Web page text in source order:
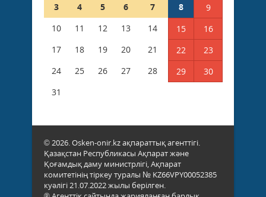
3
4 5 6 7 8
9
10
11 12 13 14 15
16
17
18 19 20 21 22
23
24
25 26 27 28 29
30
31
© 2026. Osken-onir.kz ақпараттық агенттігі.
Қазақстан Республикасы Ақпарат және
Қоғамдық даму министрлігі, Ақпарат
комитетінің тіркеу туралы № KZ66VPY00052385
куәлігі 21.07.2022 жылы берілген.